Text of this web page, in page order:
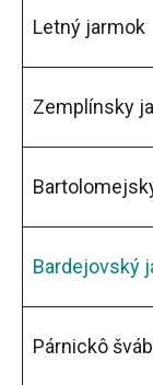
Letný jarmok
Zemplínsky
Bardejovský
Párnickô